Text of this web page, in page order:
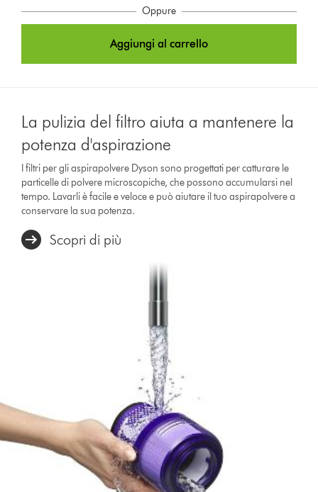
Oppure
Aggiungi al carrello
La pulizia del filtro aiuta a mantenere la
potenza d'aspirazione
I filtri per gli aspirapolvere Dyson sono progettati per catturare le
particelle di polvere microscopiche, che possono accumularsi nel
tempo. Lavarli è facile e veloce e può aiutare il tuo aspirapolvere a
conservare la sua potenza.
Scopri di più